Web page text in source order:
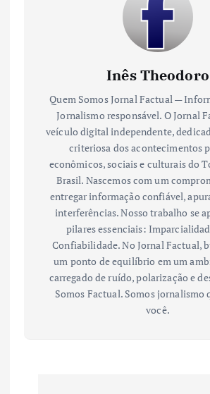
Inês Theodoro
Quem Somos Jornal Factual —
Jornalismo responsável. O Jornal
veículo digital independente,
criteriosa dos acontecimentos
econômicos, sociais e culturais do
Brasil. Nascemos com um
entregar informação confiável,
interferências. Nosso trabalho se
pilares essenciais:
Confiabilidade. No Jornal Factual,
um ponto de equilíbrio em um
carregado de ruído, polarização e
Somos Factual. Somos jornalismo
você.